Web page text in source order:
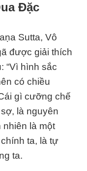
Ðặc
Sutta, Vô
được giải thích
“Vì hình sắc
có chiều
gì cưỡng chế
là nguyên
nhiên là một
ta, là tự
ta.